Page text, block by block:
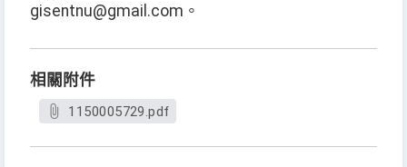
gisentnu@gmail.com。
相關附件
1150005729.pdf